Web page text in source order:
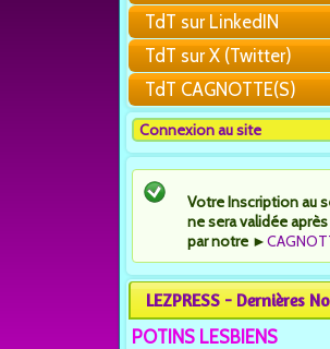
TdT sur LinkedIN
TdT sur X (Twitter)
TdT CAGNOTTE(S)
Connexion au site
Votre Inscription au
ne sera validée
par notre ►
LEZPRESS -
POTINS LESBIENS